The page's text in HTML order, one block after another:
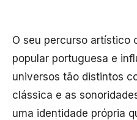
O seu percurso artístico
popular portuguesa e
universos tão distintos
clássica e as
uma identidade própria